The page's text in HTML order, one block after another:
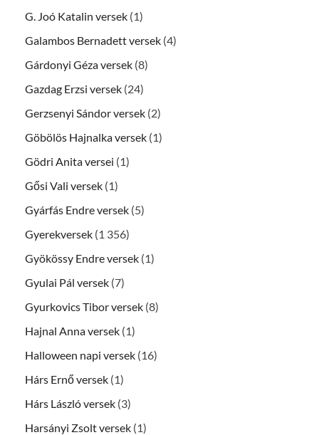
G. Joó Katalin versek (1)
Galambos Bernadett versek (4)
Gárdonyi Géza versek (8)
Gazdag Erzsi versek (24)
Gerzsenyi Sándor versek (2)
Göbölös Hajnalka versek (1)
Gödri Anita versei (1)
Gősi Vali versek (1)
Gyárfás Endre versek (5)
Gyerekversek (1 356)
Gyökössy Endre versek (1)
Gyulai Pál versek (7)
Gyurkovics Tibor versek (8)
Hajnal Anna versek (1)
Halloween napi versek (16)
Hárs Ernő versek (1)
Hárs László versek (3)
Harsányi Zsolt versek (1)